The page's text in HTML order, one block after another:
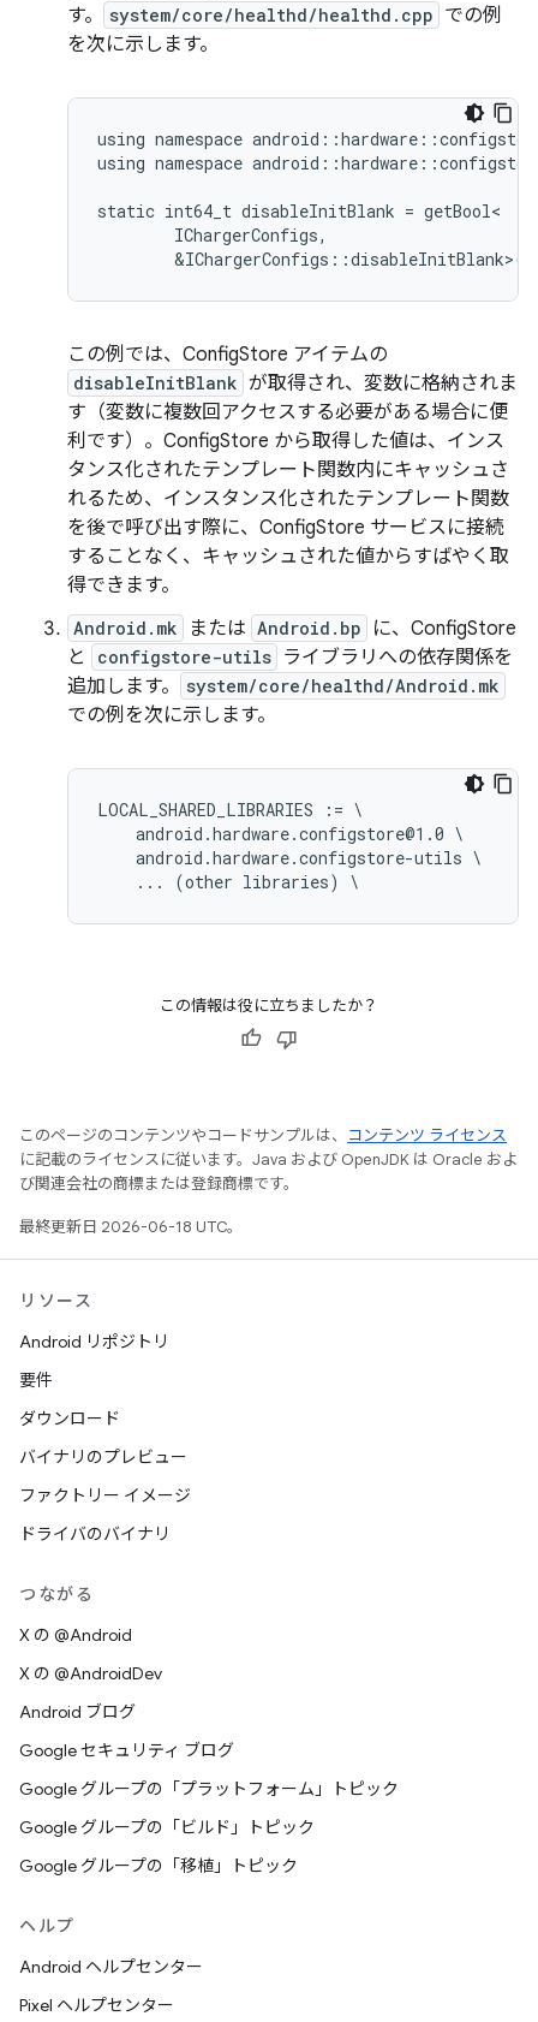
す。
system/core/healthd/healthd.cpp での例
を次に示します。
using namespace
using namespace
static int64_t disableInitBlank = getBool<
        IChargerConfigs,
この例では、ConfigStore アイテムの
disableInitBlank が取得され、変数に格納されま
す（変数に複数回アクセスする必要がある場合に便
利です）。ConfigStore から取得した値は、インス
タンス化されたテンプレート関数内にキャッシュさ
れるため、インスタンス化されたテンプレート関数
を後で呼び出す際に、ConfigStore サービスに接続
することなく、キャッシュされた値からすばやく取
得できます。
Android.mk または Android.bp
に、ConfigStore
と
configstore-utils ライブラリへの依存関係を
追加します。
system/core/healthd/Android.mk
での例を次に示します。
LOCAL_SHARED_LIBRARIES := \
    android.hardware.configstore@1.0 \
    android.hardware.configstore-utils \
この情報は役に立ちましたか？
このページのコンテンツやコードサンプルは、
コンテンツ ライセンス
に記載のライセンスに従います。Java および OpenJDK は Oracle およ
び関連会社の商標または登録商標です。
最終更新日 2026-06-18 UTC。
リソース
Android リポジトリ
要件
ダウンロード
バイナリのプレビュー
ファクトリー イメージ
ドライバのバイナリ
つながる
X の @Android
X の @AndroidDev
Android ブログ
Google セキュリティ ブログ
Google グループの「プラットフォーム」トピック
Google グループの「ビルド」トピック
Google グループの「移植」トピック
ヘルプ
Android ヘルプセンター
Pixel ヘルプセンター